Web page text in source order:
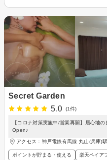
Secret Garden
5.0
(1件)
【コロナ対策実施中/営業再開】居心地
Open♪
アクセス：神戸電鉄有馬線 丸山(兵庫)
ポイントが貯まる・使える 楽天ペイア